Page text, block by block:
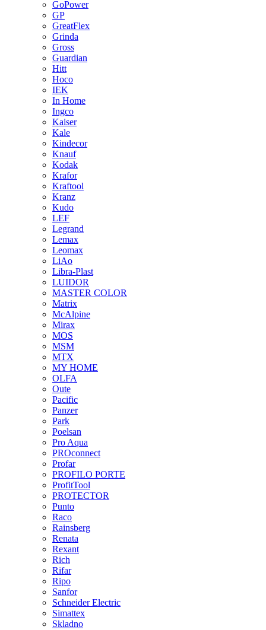
GoPower
GP
GreatFlex
Grinda
Gross
Guardian
Hitt
Hoco
IEK
In Home
Ingco
Kaiser
Kale
Kindecor
Knauf
Kodak
Krafor
Kraftool
Kranz
Kudo
LEF
Legrand
Lemax
Leomax
LiAo
Libra-Plast
LUIDOR
MASTER COLOR
Matrix
McAlpine
Mirax
MOS
MSM
MTX
MY HOME
OLFA
Oute
Pacific
Panzer
Park
Poelsan
Pro Aqua
PROconnect
Profar
PROFILO PORTE
ProfitTool
PROTECTOR
Punto
Raco
Rainsberg
Renata
Rexant
Rich
Rifar
Ripo
Sanfor
Schneider Electric
Simattex
Skladno